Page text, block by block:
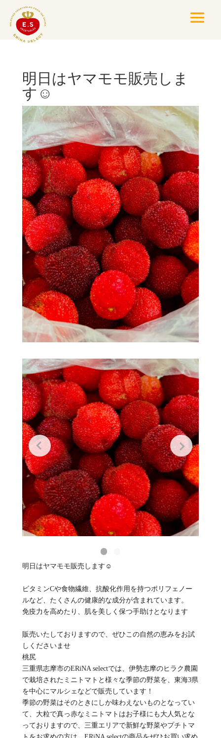
明日はヤマモモ販売しま
す☺️
明日はヤマモモ販売します☺️
ビタミンCや食物繊維、抗酸化作用を持つポリフェノー
ルなど、たくさんの健康的な成分が含まれています。
免疫力を高めたり、肌を美しく保つ手助けとなります
販売いたしておりますので、ぜひこの自然の恵みをお試
しくださいませ
桃尻
三重県志摩市のERiNA selectでは、伊勢志摩のヒラク農園
で栽培されたミニトマトと様々な季節の野菜を、東海3県
を中心にマルシェなどで販売しています！
季節の野菜はそのときにしか味わえないものとなってい
て、大粒で真っ赤なミニトマトはお子様にも大人気とな
っておりますので、三重エリアで新鮮な野菜やプチトマ